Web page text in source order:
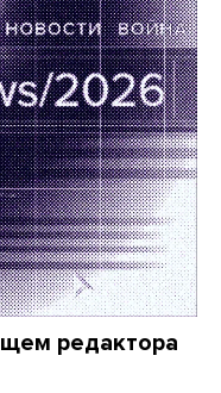
редактора